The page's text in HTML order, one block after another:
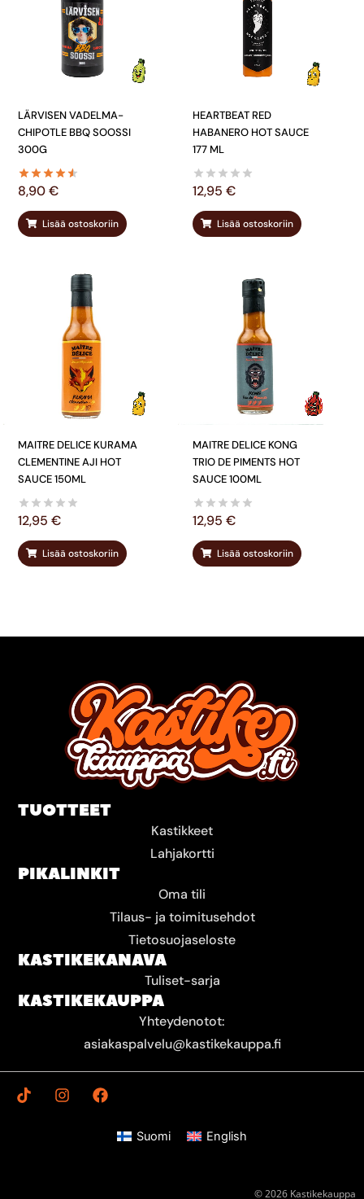
LÄRVISEN VADELMA-
CHIPOTLE BBQ SOOSSI
300G
8,90€
Lisää ostoskoriin
HEARTBEAT RED
HABANERO HOT SAUCE
177 ML
12,95 €
Lisää ostoskoriin
MAITRE DELICE KURAMA
CLEMENTINE AJI HOT
SAUCE 150ML
12,95 €
Lisää ostoskoriin
MAITRE DELICE KONG
TRIO DE PIMENTS HOT
SAUCE 100ML
12,95 €
Lisää ostoskoriin
TUOTTEET
Kastikkeet
Lahjakortti
PIKALINKIT
Oma tili
Tilaus- ja toimitusehdot
Tietosuojaseloste
KASTIKEKANAVA
Tuliset-sarja
KASTIKEKAUPPA
Yhteydenotot:
asiakaspalvelu@kastikekauppa.fi
T
i
I
n
F
a
Suomi English
© 2026 Kastikekauppa